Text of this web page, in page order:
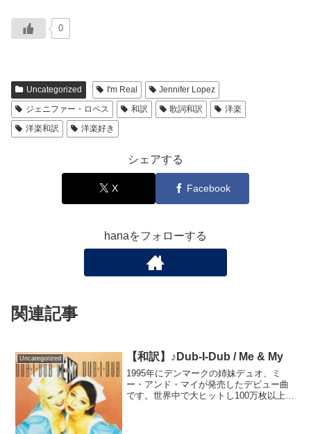
0
Uncategorized I'm Real
Jennifer Lopez
ジェニファー・ロペス
和訳 歌詞和訳
洋楽
洋楽和訳
洋楽好き
シェアする
X Facebook
hanaをフォローする
関連記事
Uncategorized 【和訳】♪Dub-I-Dub / Me & My
1995年にデンマークの姉妹デュオ、ミ
ー・アンド・マイが発売したデビュー曲
です。世界中で大ヒットし100万枚以上を